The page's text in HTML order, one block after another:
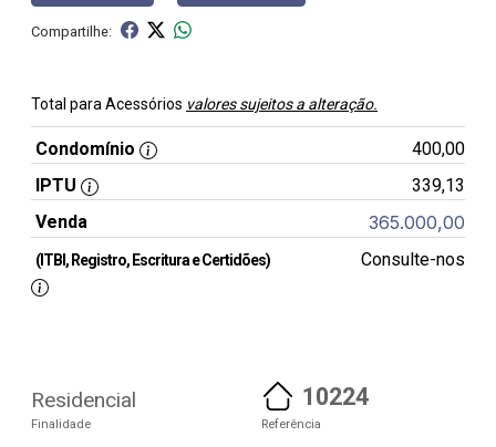
Compartilhe:
Total para Acessórios valores sujeitos a alteração.
Condomínio
400,00
IPTU
339,13
Venda
365.000,00
(ITBI, Registro, Escritura e Certidões) Consulte-nos
Residencial
Finalidade
10224
Referência